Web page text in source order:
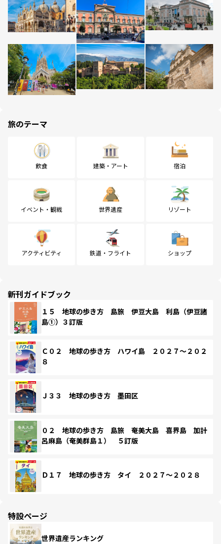
旅のテーマ
飲食 建築・アート 宿泊
イベント・観戦 世界遺産 リゾート
アクティビティ 鉄道・フライト ショップ
新刊ガイドブック
１５ 地球の歩き方 島旅 伊豆大島 利島（伊豆諸
島①）３訂版
Ｃ０２ 地球の歩き方 ハワイ島 ２０２７～２０２
８
Ｊ３３ 地球の歩き方 墨田区
０２ 地球の歩き方 島旅 奄美大島 喜界島 加計
呂麻島（奄美群島１） ５訂版
Ｄ１７ 地球の歩き方 タイ ２０２７～２０２８
特設ページ
世界遺産ランキング